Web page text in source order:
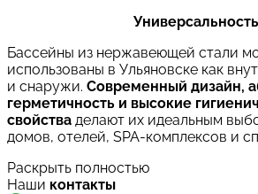
Бассейны из нержавеющей стали
использованы в Ульяновске как
и снаружи. Современный дизайн,
герметичность и высокие
свойства делают их идеальным
домов, отелей, SPA-комплексов и
Раскрыть полностью
Наши контакты